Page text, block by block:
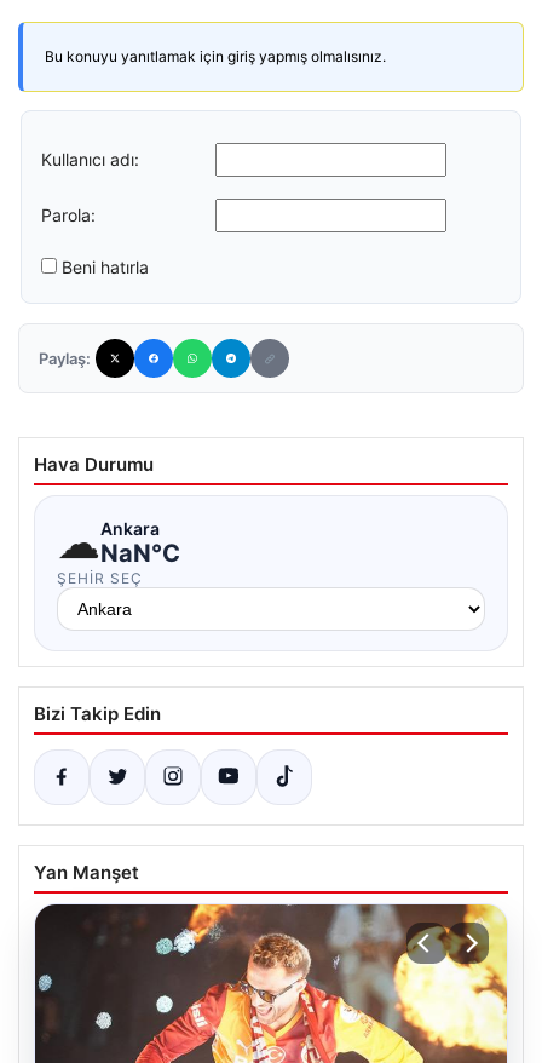
Bu konuyu yanıtlamak için giriş yapmış olmalısınız.
Kullanıcı adı:
Parola:
Beni hatırla
Paylaş:
Hava Durumu
☁Ankara
NaN°C
ŞEHIR SEÇ
Bizi Takip Edin
Yan Manşet